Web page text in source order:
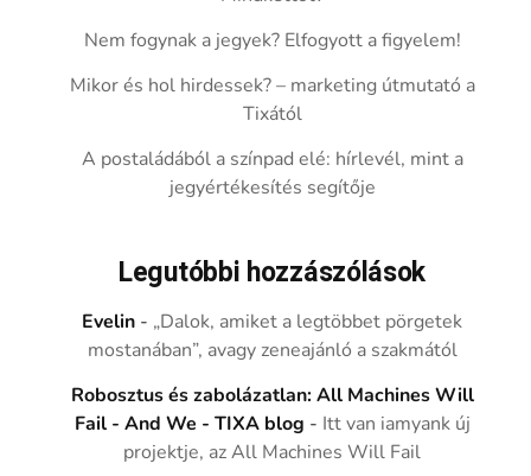
Nem fogynak a jegyek? Elfogyott a figyelem!
Mikor és hol hirdessek? – marketing útmutató a
Tixától
A postaládából a színpad elé: hírlevél, mint a
jegyértékesítés segítője
Legutóbbi hozzászólások
Evelin - „Dalok, amiket a legtöbbet pörgetek
mostanában”, avagy zeneajánló a szakmától
Robosztus és zabolázatlan: All Machines Will
Fail - And We - TIXA blog - Itt van iamyank új
projektje, az All Machines Will Fail